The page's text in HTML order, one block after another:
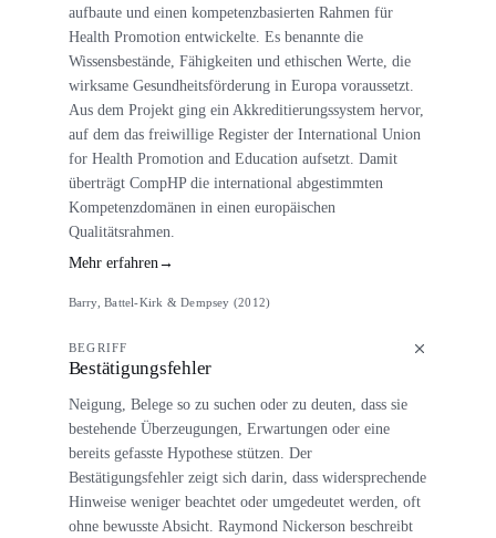
aufbaute und einen kompetenzbasierten Rahmen für
Health Promotion entwickelte. Es benannte die
Wissensbestände, Fähigkeiten und ethischen Werte, die
wirksame Gesundheitsförderung in Europa voraussetzt.
Aus dem Projekt ging ein Akkreditierungssystem hervor,
auf dem das freiwillige Register der International Union
for Health Promotion and Education aufsetzt. Damit
überträgt CompHP die international abgestimmten
Kompetenzdomänen in einen europäischen
Qualitätsrahmen.
Mehr erfahren→
Barry, Battel-Kirk & Dempsey (2012)
BEGRIFF
Bestätigungsfehler
Neigung, Belege so zu suchen oder zu deuten, dass sie
bestehende Überzeugungen, Erwartungen oder eine
bereits gefasste Hypothese stützen. Der
Bestätigungsfehler zeigt sich darin, dass widersprechende
Hinweise weniger beachtet oder umgedeutet werden, oft
ohne bewusste Absicht. Raymond Nickerson beschreibt